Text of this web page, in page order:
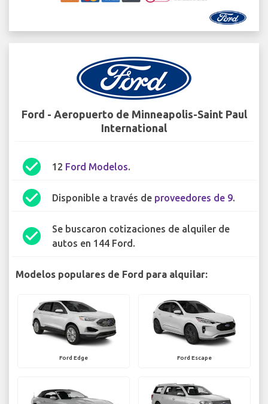
Ford - Aeropuerto de Minneapolis-Saint Paul
International
check_circle 12 Ford Modelos.
check_circle Disponible a través de proveedores de 9.
check_circle
Se buscaron cotizaciones de alquiler de
autos en 144 Ford.
Modelos populares de Ford para alquilar:
Ford Edge Ford Escape